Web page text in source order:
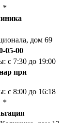
*
дом 69
05-00
с 7:30 до 19:00
при
с 8:00 до 16:18
*